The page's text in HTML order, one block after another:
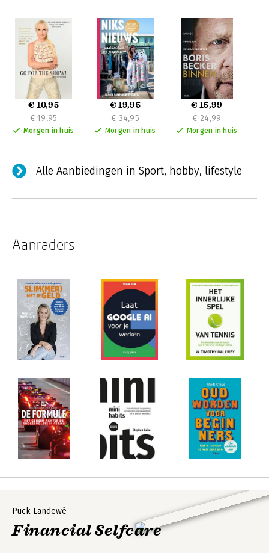
€ 10,95
€ 19,95
Morgen in huis
€ 19,95
€ 34,95
Morgen in huis
€ 15,99
€ 24,99
Morgen in huis
Alle Aanbiedingen in Sport, hobby, lifestyle
Aanraders
Puck Landewé
Financial Selfcare